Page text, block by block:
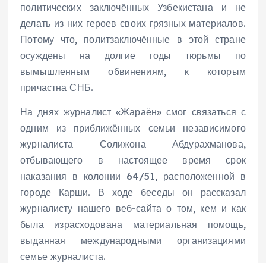
политических заключённых Узбекистана и не
делать из них героев своих грязных материалов.
Потому что, политзаключённые в этой стране
осуждены на долгие годы тюрьмы по
вымышленным обвинениям, к которым
причастна СНБ.
На днях журналист «Жараён» смог связаться с
одним из приближённых семьи независимого
журналиста Солижона Абдурахманова,
отбывающего в настоящее время срок
наказания в колонии 64/51, расположенной в
городе Карши. В ходе беседы он рассказал
журналисту нашего веб-сайта о том, кем и как
была израсходована материальная помощь,
выданная международными организациями
семье журналиста.